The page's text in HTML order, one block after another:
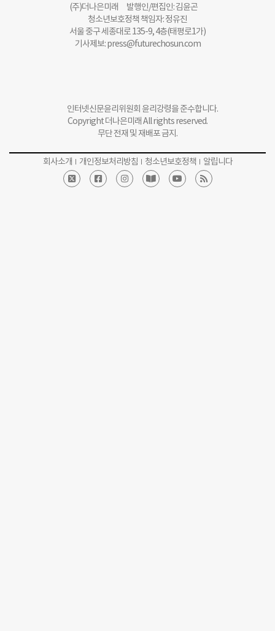
(주)더나은미래 발행인/편집인: 김윤곤
청소년보호정책 책임자: 정유진
서울 중구 세종대로 135-9, 4층(태평로1가)
기사제보:press@futurechosun.com
회사소개 개인정보처리방침 청소년보호정책 알립니다